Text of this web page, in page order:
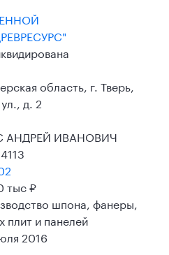
область, г. Тверь,
д. 2
АНДРЕЙ ИВАНОВИЧ
тыс ₽
шпона, фанеры,
плит и панелей
2016